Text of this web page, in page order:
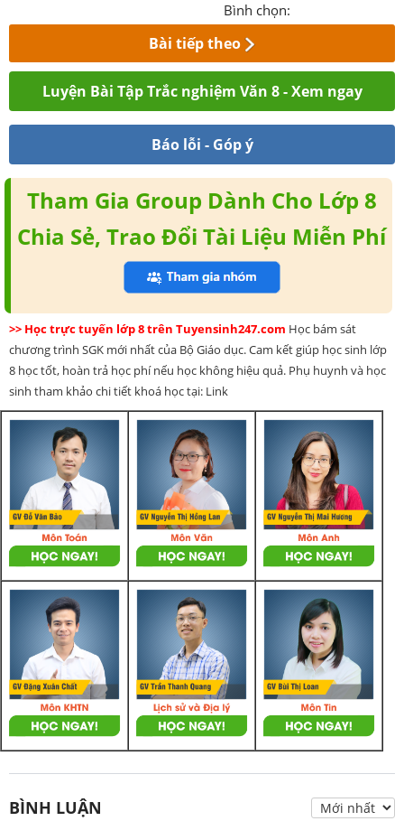
Bình chọn:
Bài tiếp theo
Luyện Bài Tập Trắc nghiệm Văn 8 - Xem ngay
Báo lỗi - Góp ý
Tham Gia Group Dành Cho Lớp 8
Chia Sẻ, Trao Đổi Tài Liệu Miễn Phí
>> Học trực tuyến lớp 8 trên Tuyensinh247.com Học bám sát
chương trình SGK mới nhất của Bộ Giáo dục. Cam kết giúp học sinh lớp
8 học tốt, hoàn trả học phí nếu học không hiệu quả. Phụ huynh và học
sinh tham khảo chi tiết khoá học tại: Link
BÌNH LUẬN